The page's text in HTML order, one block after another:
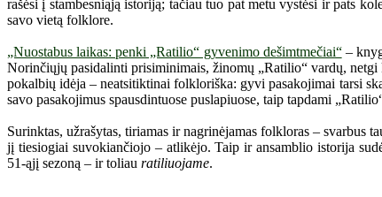
rašėsi į stambesniąją istoriją; tačiau tuo pat metu vystėsi ir pats
savo vietą folklore.
„Nuostabus laikas: penki „Ratilio“ gyvenimo dešimtmečiai“–
Norinčiųjų pasidalinti prisiminimais, žinomų „Ratilio“ vardų,
pokalbių idėja – neatsitiktinai folkloriška: gyvi pasakojimai tarsi
savo pasakojimus spausdintuose puslapiuose, taip tapdami
Surinktas, užrašytas, tiriamas ir nagrinėjamas folkloras – svarbus
jį tiesiogiai suvokiančiojo – atlikėjo. Taip ir ansamblio istorija
51-ąjį sezoną – ir toliau ratiliuojame.